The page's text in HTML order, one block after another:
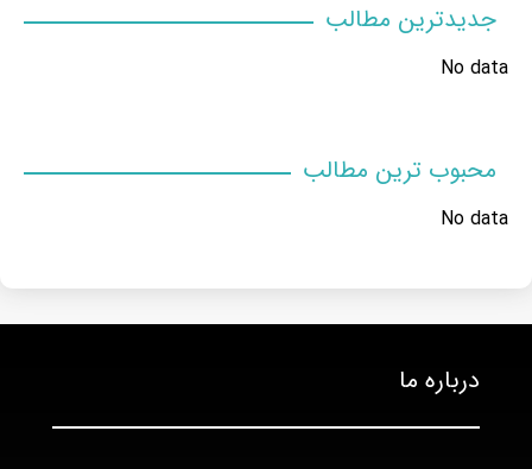
جدیدترین مطالب
No data
محبوب ترین مطالب
No data
درباره ما